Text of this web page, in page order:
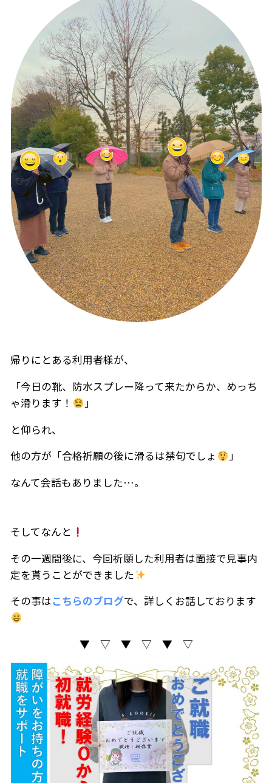
帰りにとある利用者様が、
「今日の靴、防水スプレー降って来たからか、めっち
ゃ滑ります！
」
と仰られ、
他の方が「合格祈願の後に滑るは禁句でしょ
」
なんて会話もありました…。
そしてなんと
その一週間後に、今回祈願した利用者は面接で見事内
定を貰うことができました
その事はこちらのブログで、詳しくお話しております
▼ ▽ ▼ ▽ ▼ ▽